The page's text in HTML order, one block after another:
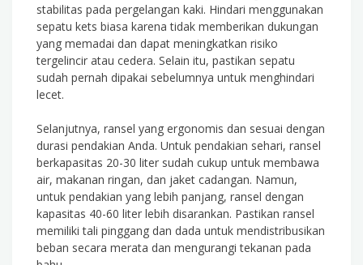
stabilitas pada pergelangan kaki. Hindari menggunakan
sepatu kets biasa karena tidak memberikan dukungan
yang memadai dan dapat meningkatkan risiko
tergelincir atau cedera. Selain itu, pastikan sepatu
sudah pernah dipakai sebelumnya untuk menghindari
lecet.
Selanjutnya, ransel yang ergonomis dan sesuai dengan
durasi pendakian Anda. Untuk pendakian sehari, ransel
berkapasitas 20-30 liter sudah cukup untuk membawa
air, makanan ringan, dan jaket cadangan. Namun,
untuk pendakian yang lebih panjang, ransel dengan
kapasitas 40-60 liter lebih disarankan. Pastikan ransel
memiliki tali pinggang dan dada untuk mendistribusikan
beban secara merata dan mengurangi tekanan pada